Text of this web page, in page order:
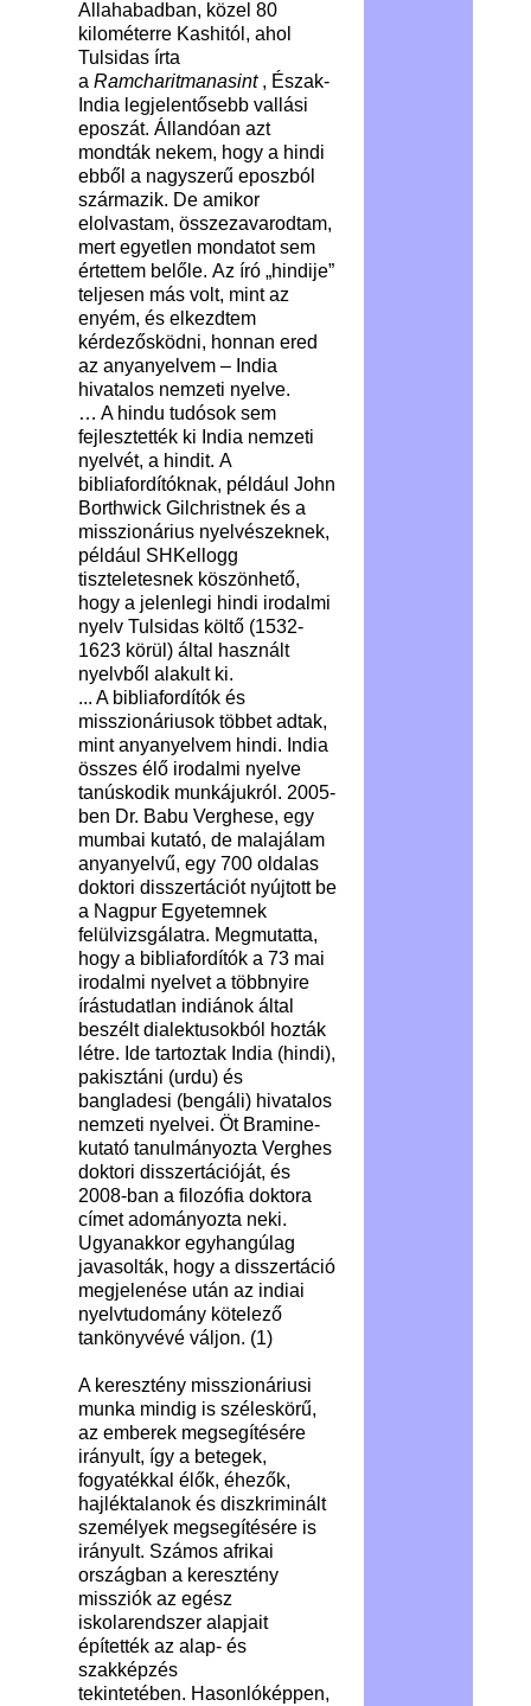
Allahabadban, közel 80
kilométerre Kashitól, ahol
Tulsidas írta
a Ramcharitmanasint, Észak-
India legjelentősebb vallási
eposzát. Állandóan azt
mondták nekem, hogy a hindi
ebből a nagyszerű eposzból
származik. De amikor
elolvastam, összezavarodtam,
mert egyetlen mondatot sem
értettem belőle. Az író „hindije”
teljesen más volt, mint az
enyém, és elkezdtem
kérdezősködni, honnan ered
az anyanyelvem – India
hivatalos nemzeti nyelve.
… A hindu tudósok sem
fejlesztették ki India nemzeti
nyelvét, a hindit. A
bibliafordítóknak, például John
Borthwick Gilchristnek és a
misszionárius nyelvészeknek,
például SHKellogg
tiszteletesnek köszönhető,
hogy a jelenlegi hindi irodalmi
nyelv Tulsidas költő (1532-
1623 körül) által használt
nyelvből alakult ki.
... A bibliafordítók és
misszionáriusok többet adtak,
mint anyanyelvem hindi. India
összes élő irodalmi nyelve
tanúskodik munkájukról. 2005-
ben Dr. Babu Verghese, egy
mumbai kutató, de malajálam
anyanyelvű, egy 700 oldalas
doktori disszertációt nyújtott be
a Nagpur Egyetemnek
felülvizsgálatra. Megmutatta,
hogy a bibliafordítók a 73 mai
irodalmi nyelvet a többnyire
írástudatlan indiánok által
beszélt dialektusokból hozták
létre. Ide tartoztak India (hindi),
pakisztáni (urdu) és
bangladesi (bengáli) hivatalos
nemzeti nyelvei. Öt Bramine-
kutató tanulmányozta Verghes
doktori disszertációját, és
2008-ban a filozófia doktora
címet adományozta neki.
Ugyanakkor egyhangúlag
javasolták, hogy a disszertáció
megjelenése után az indiai
nyelvtudomány kötelező
tankönyvévé váljon. (1)
A keresztény misszionáriusi
munka mindig is széleskörű,
az emberek megsegítésére
irányult, így a betegek,
fogyatékkal élők, éhezők,
hajléktalanok és diszkriminált
személyek megsegítésére is
irányult. Számos afrikai
országban a keresztény
missziók az egész
iskolarendszer alapjait
építették az alap- és
szakképzés
tekintetében. Hasonlóképpen,